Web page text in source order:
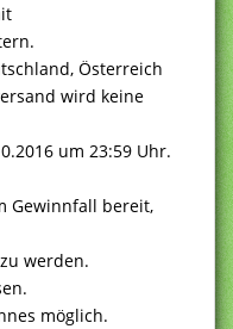
Österreich
wird keine
um 23:59 Uhr.
Gewinnfall bereit,
werden.
möglich.